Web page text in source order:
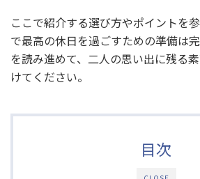
ここで紹介する選び方やポイントを
で最高の休日を過ごすための準備は
を読み進めて、二人の思い出に残る
けてください。
目次